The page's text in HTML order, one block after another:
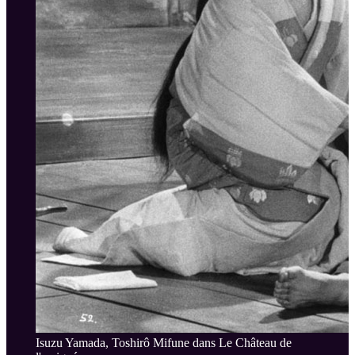
Isuzu Yamada, Toshirô Mifune dans Le Château de